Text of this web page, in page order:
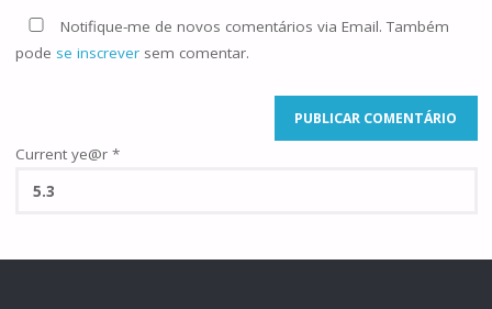
Notifique-me de novos comentários via Email. Também
pode se inscreversem comentar.
Current ye@r *